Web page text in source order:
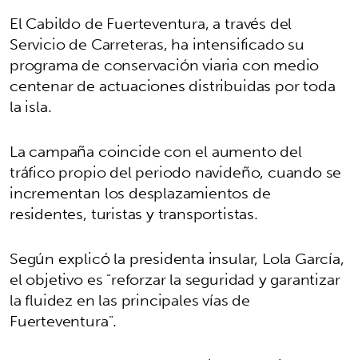
El Cabildo de Fuerteventura, a través del
Servicio de Carreteras, ha intensificado su
programa de conservación viaria con medio
centenar de actuaciones distribuidas por toda
la isla.
La campaña coincide con el aumento del
tráfico propio del periodo navideño, cuando se
incrementan los desplazamientos de
residentes, turistas y transportistas.
Según explicó la presidenta insular, Lola García,
el objetivo es "reforzar la seguridad y garantizar
la fluidez en las principales vías de
Fuerteventura".